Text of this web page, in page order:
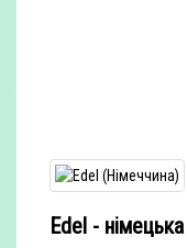
Edel -